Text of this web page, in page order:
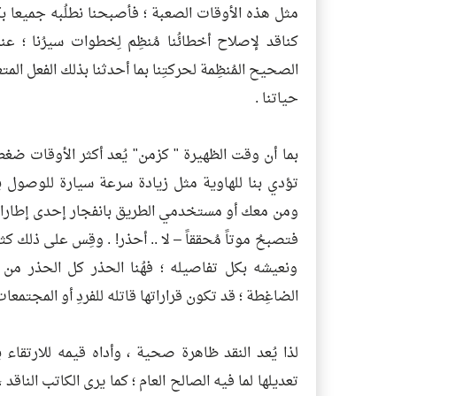
مثل هذه الأوقات الصعبة ؛ فأصبحنا نطلُبه جميعا
كناقد لإصلاح أخطائُنا مُنظِم لِخطوات سيرُنا ؛
الصحيح المُنظِمة لحركتِنا بما أحدثنا بذلك الفعل
حياتنا .
بما أن وقت الظهيرة " كزمن" يُعد أكثر الأوقات
تؤدي بنا للهاوية مثل زيادة سرعة سيارة
ومن معك أو مستخدمي الطريق بانفجار إحدى
فتصبحُ موتاً مُحققاً – لا .. أحذر! . وقِس على ذلك
ونعيشه بكل تفاصيله ؛ فهُنا الحذر كل الحذر
الضاغِطة ؛ قد تكون قراراتها قاتله للفردِ أو
لذا يُعد النقد ظاهرة صحية ، وأداه قيمه
تعديلها لما فيه الصالح العام ؛ كما يرى الكاتب